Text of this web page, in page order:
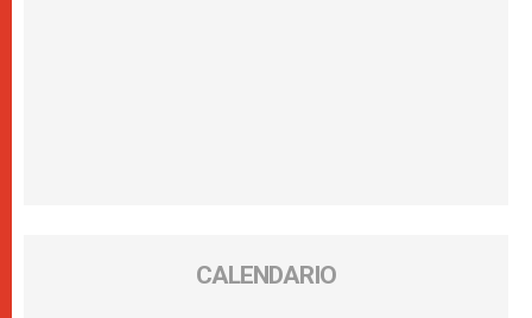
CALENDARIO